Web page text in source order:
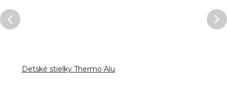
Detské stielky Thermo Alu